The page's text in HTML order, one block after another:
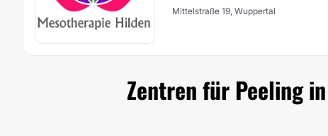
Mittelstraße 19, Wuppertal
Zentren für Peeling